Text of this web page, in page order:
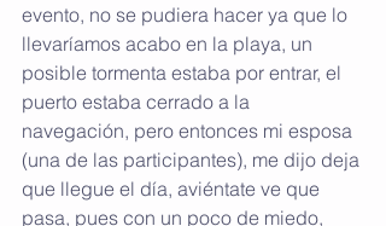
evento, no se pudiera hacer ya que lo
llevaríamos acabo en la playa, un
posible tormenta estaba por entrar, el
puerto estaba cerrado a la
navegación, pero entonces mi esposa
(una de las participantes), me dijo deja
que llegue el día, aviéntate ve que
pasa, pues con un poco de miedo,